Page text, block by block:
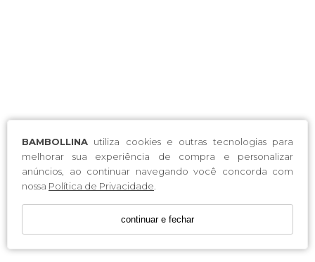
BAMBOLLINA utiliza cookies e outras tecnologias para
melhorar sua experiência de compra e personalizar
anúncios, ao continuar navegando você concorda com
nossa Política de Privacidade
continuar e fechar